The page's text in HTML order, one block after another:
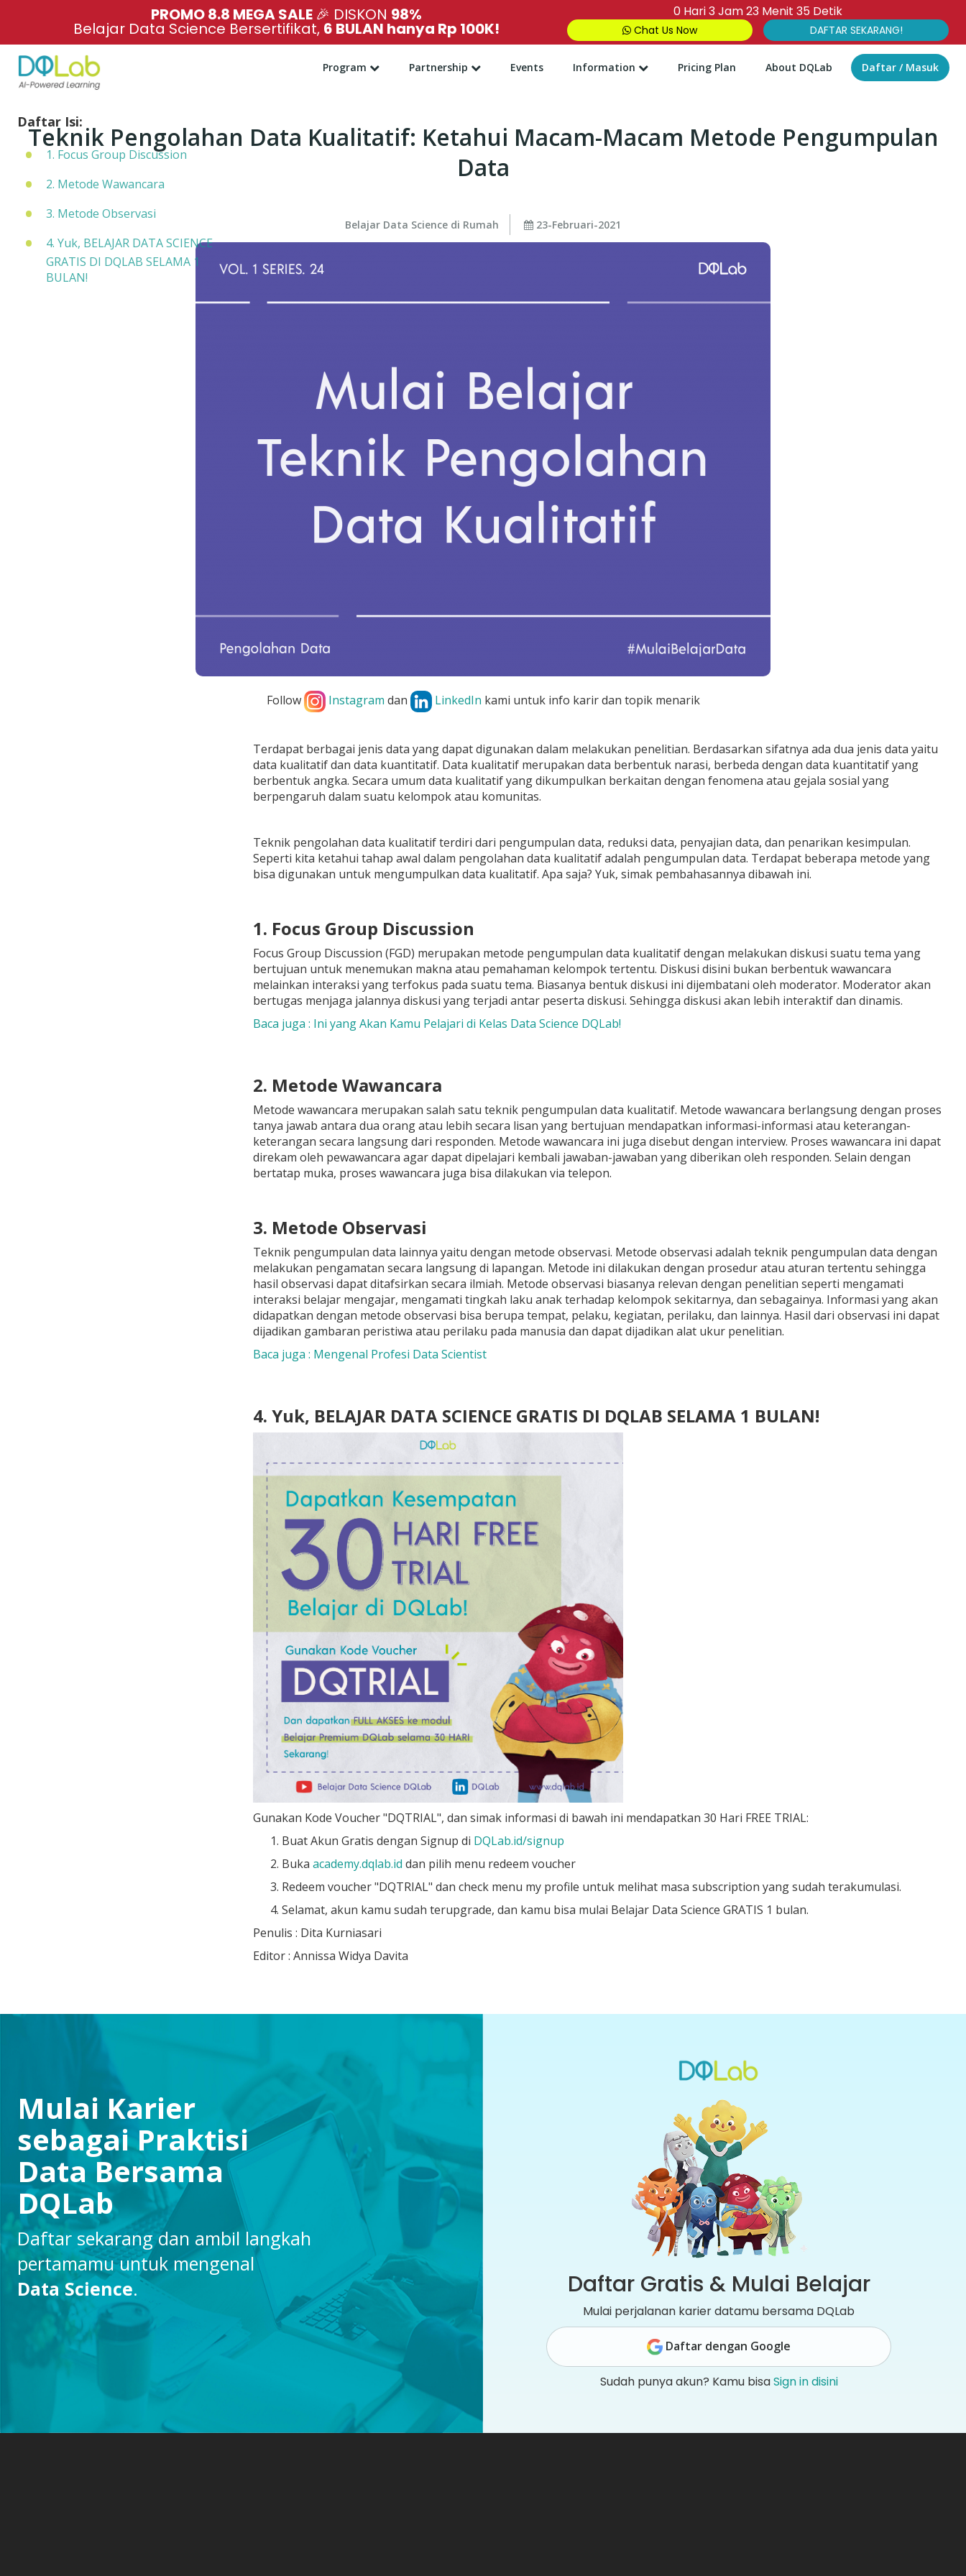
PROMO 8.8 MEGA SALE 🎉 DISKON 98%
Belajar Data Science Bersertifikat, 6 BULAN hanya Rp 100K!
0Hari3Jam23Menit 34 Detik
Chat Us Now DAFTAR SEKARANG!
Program Partnership Events Information Pricing Plan About DQLab Daftar / Masuk
Teknik Pengolahan Data Kualitatif: Ketahui Macam-Macam Metode Pengumpulan
Data
Belajar Data Science di Rumah 23-Februari-2021
Follow Instagram dan LinkedIn kami untuk info karir dan topik menarik
Daftar Isi:
1. Focus Group Discussion
2. Metode Wawancara
3. Metode Observasi
4. Yuk, BELAJAR DATA SCIENCE
GRATIS DI DQLAB SELAMA 1
BULAN!
Terdapat berbagai jenis data yang dapat digunakan dalam melakukan penelitian. Berdasarkan sifatnya ada dua jenis data yaitu
data kualitatif dan data kuantitatif. Data kualitatif merupakan data berbentuk narasi, berbeda dengan data kuantitatif yang
berbentuk angka. Secara umum data kualitatif yang dikumpulkan berkaitan dengan fenomena atau gejala sosial yang
berpengaruh dalam suatu kelompok atau komunitas.
Teknik pengolahan data kualitatif terdiri dari pengumpulan data, reduksi data, penyajian data, dan penarikan kesimpulan.
Seperti kita ketahui tahap awal dalam pengolahan data kualitatif adalah pengumpulan data. Terdapat beberapa metode yang
bisa digunakan untuk mengumpulkan data kualitatif. Apa saja? Yuk, simak pembahasannya dibawah ini.
1. Focus Group Discussion
Focus Group Discussion (FGD) merupakan metode pengumpulan data kualitatif dengan melakukan diskusi suatu tema yang
bertujuan untuk menemukan makna atau pemahaman kelompok tertentu. Diskusi disini bukan berbentuk wawancara
melainkan interaksi yang terfokus pada suatu tema. Biasanya bentuk diskusi ini dijembatani oleh moderator. Moderator akan
bertugas menjaga jalannya diskusi yang terjadi antar peserta diskusi. Sehingga diskusi akan lebih interaktif dan dinamis.
Baca juga : Ini yang Akan Kamu Pelajari di Kelas Data Science DQLab!
2. Metode Wawancara
Metode wawancara merupakan salah satu teknik pengumpulan data kualitatif. Metode wawancara berlangsung dengan proses
tanya jawab antara dua orang atau lebih secara lisan yang bertujuan mendapatkan informasi-informasi atau keterangan-
keterangan secara langsung dari responden. Metode wawancara ini juga disebut dengan interview. Proses wawancara ini dapat
direkam oleh pewawancara agar dapat dipelajari kembali jawaban-jawaban yang diberikan oleh responden. Selain dengan
bertatap muka, proses wawancara juga bisa dilakukan via telepon.
3. Metode Observasi
Teknik pengumpulan data lainnya yaitu dengan metode observasi. Metode observasi adalah teknik pengumpulan data dengan
melakukan pengamatan secara langsung di lapangan. Metode ini dilakukan dengan prosedur atau aturan tertentu sehingga
hasil observasi dapat ditafsirkan secara ilmiah. Metode observasi biasanya relevan dengan penelitian seperti mengamati
interaksi belajar mengajar, mengamati tingkah laku anak terhadap kelompok sekitarnya, dan sebagainya. Informasi yang akan
didapatkan dengan metode observasi bisa berupa tempat, pelaku, kegiatan, perilaku, dan lainnya. Hasil dari observasi ini dapat
dijadikan gambaran peristiwa atau perilaku pada manusia dan dapat dijadikan alat ukur penelitian.
Baca juga : Mengenal Profesi Data Scientist
4. Yuk, BELAJAR DATA SCIENCE GRATIS DI DQLAB SELAMA 1 BULAN!
Gunakan Kode Voucher "DQTRIAL", dan simak informasi di bawah ini mendapatkan 30 Hari FREE TRIAL:
Buat Akun Gratis dengan Signup di DQLab.id/signup
Buka academy.dqlab.id dan pilih menu redeem voucher
Redeem voucher "DQTRIAL" dan check menu my profile untuk melihat masa subscription yang sudah terakumulasi.
Selamat, akun kamu sudah terupgrade, dan kamu bisa mulai Belajar Data Science GRATIS 1 bulan.
Penulis : Dita Kurniasari
Editor : Annissa Widya Davita
Mulai Karier
sebagai Praktisi
Data Bersama
DQLab
Daftar sekarang dan ambil langkah
pertamamu untuk mengenal
Data Science. Daftar Gratis & Mulai Belajar
Mulai perjalanan karier datamu bersama DQLab
Daftar dengan Google
Sudah punya akun? Kamu bisaSign in disini